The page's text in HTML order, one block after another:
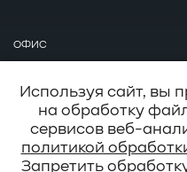
ОФИС
info@baum.ru
Москва, ул. Нобеля д. 7
Используя сайт, вы
на обработку
сервисов веб-
политикой
Запретить